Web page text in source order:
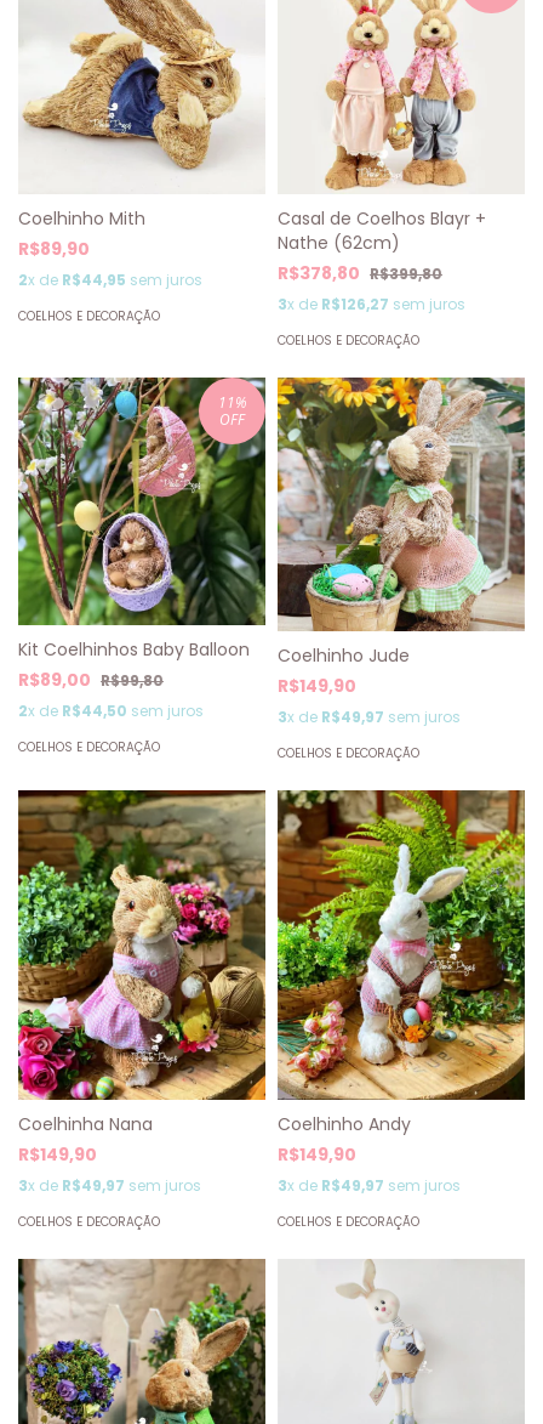
Coelhinho Mith
R$89,90
2x de R$44,95 sem juros
COELHOS E DECORAÇÃO
Casal de Coelhos Blayr +
Nathe (62cm)
R$378,80 R$399,80
3x de R$126,27 sem juros
COELHOS E DECORAÇÃO
11%
OFF
Kit Coelhinhos Baby Balloon
R$89,00 R$99,80
2x de R$44,50 sem juros
COELHOS E DECORAÇÃO
Coelhinho Jude
R$149,90
3x de R$49,97 sem juros
COELHOS E DECORAÇÃO
Coelhinha Nana
R$149,90
3x de R$49,97 sem juros
COELHOS E DECORAÇÃO
Coelhinho Andy
R$149,90
3x de R$49,97 sem juros
COELHOS E DECORAÇÃO